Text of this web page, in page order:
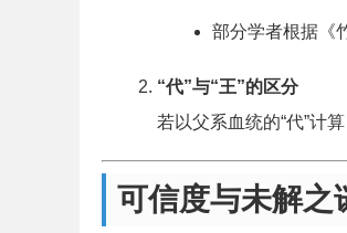
部分学者根据《
“代”与“王”的区分
若以父系血统的“代”计
可信度与未解之